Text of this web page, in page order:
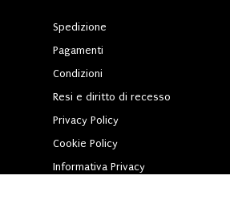
Spedizione
Pagamenti
Condizioni
Resi e diritto di recesso
Privacy Policy
Cookie Policy
Informativa Privacy